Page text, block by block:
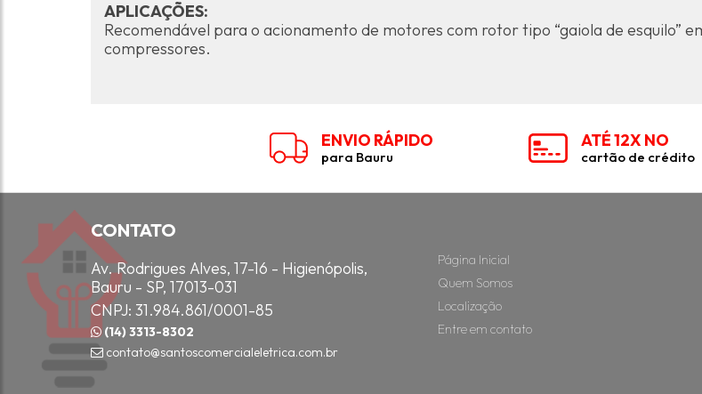
APLICAÇÕES:
Recomendável para o acionamento de motores com rotor tipo “gaiola de esquilo”
compressores.
ENVIO RÁPIDO
para Bauru
ATÉ 12X NO
cartão de crédito
CONTATO
Av. Rodrigues Alves, 17-16 - Higienópolis,
Bauru - SP, 17013-031
CNPJ: 31.984.861/0001-85
(14) 3313-8302
contato@santoscomercialeletrica.com.br
Página Inicial
Quem Somos
Localização
Entre em contato